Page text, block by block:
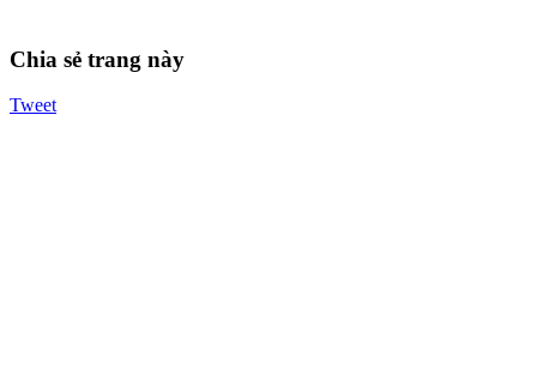
Chia sẻ trang này
Tweet